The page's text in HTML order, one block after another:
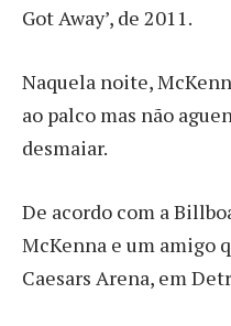
Got Away’, de 2011.
Naquela noite,
ao palco mas não
desmaiar.
De acordo com a
McKenna e um amigo
Caesars Arena, em